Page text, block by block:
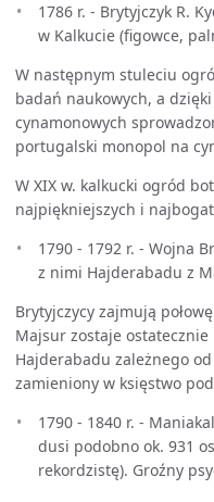
1786 r. - Brytyjczyk R.
w Kalkucie (figowce,
W następnym stuleciu
badań naukowych, a
cynamonowych
portugalski monopol na
W XIX w. kalkucki ogród
najpiękniejszych i
1790 - 1792 r. - Wojna
z nimi Hajderabadu z
Brytyjczycy zajmują
Majsur zostaje ostatecznie
Hajderabadu zależnego
zamieniony w księstwo
1790 - 1840 r. -
dusi podobno ok. 931
rekordzistę). Groźny